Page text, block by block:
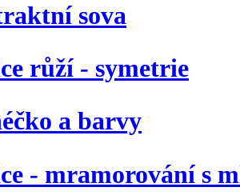
sova
růží - symetrie
a barvy
- mramorování s